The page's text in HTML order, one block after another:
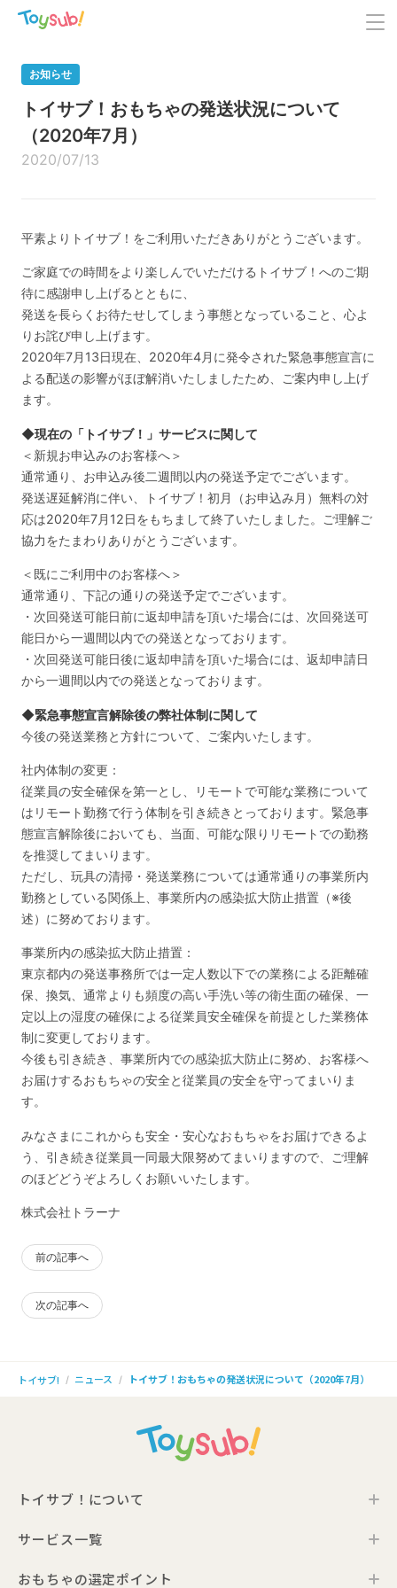
お知らせ
トイサブ！おもちゃの発送状況について
（2020年7月）
2020/07/13
平素よりトイサブ！をご利用いただきありがとうございます。
ご家庭での時間をより楽しんでいただけるトイサブ！へのご期
待に感謝申し上げるとともに、
発送を長らくお待たせしてしまう事態となっていること、心よ
りお詫び申し上げます。
2020年7月13日現在、2020年4月に発令された緊急事態宣言に
よる配送の影響がほぼ解消いたしましたため、ご案内申し上げ
ます。
◆現在の「トイサブ！」サービスに関して
＜新規お申込みのお客様へ＞
通常通り、お申込み後二週間以内の発送予定でございます。
発送遅延解消に伴い、トイサブ！初月（お申込み月）無料の対
応は2020年7月12日をもちまして終了いたしました。ご理解ご
協力をたまわりありがとうございます。
＜既にご利用中のお客様へ＞
通常通り、下記の通りの発送予定でございます。
・次回発送可能日前に返却申請を頂いた場合には、次回発送可
能日から一週間以内での発送となっております。
・次回発送可能日後に返却申請を頂いた場合には、返却申請日
から一週間以内での発送となっております。
◆緊急事態宣言解除後の弊社体制に関して
今後の発送業務と方針について、ご案内いたします。
社内体制の変更：
従業員の安全確保を第一とし、リモートで可能な業務について
はリモート勤務で行う体制を引き続きとっております。緊急事
態宣言解除後においても、当面、可能な限りリモートでの勤務
を推奨してまいります。
ただし、玩具の清掃・発送業務については通常通りの事業所内
勤務としている関係上、事業所内の感染拡大防止措置（※後
述）に努めております。
事業所内の感染拡大防止措置：
東京都内の発送事務所では一定人数以下での業務による距離確
保、換気、通常よりも頻度の高い手洗い等の衛生面の確保、一
定以上の湿度の確保による従業員安全確保を前提とした業務体
制に変更しております。
今後も引き続き、事業所内での感染拡大防止に努め、お客様へ
お届けするおもちゃの安全と従業員の安全を守ってまいりま
す。
みなさまにこれからも安全・安心なおもちゃをお届けできるよ
う、引き続き従業員一同最大限努めてまいりますので、ご理解
のほどどうぞよろしくお願いいたします。
株式会社トラーナ
前の記事へ
次の記事へ
トイサブ! ニュース トイサブ！おもちゃの発送状況について（2020年7月）
トイサブ！について
トイサブ！の特徴
サービス一覧
トイサブ！ファーストセレクション
おもちゃの選定ポイント